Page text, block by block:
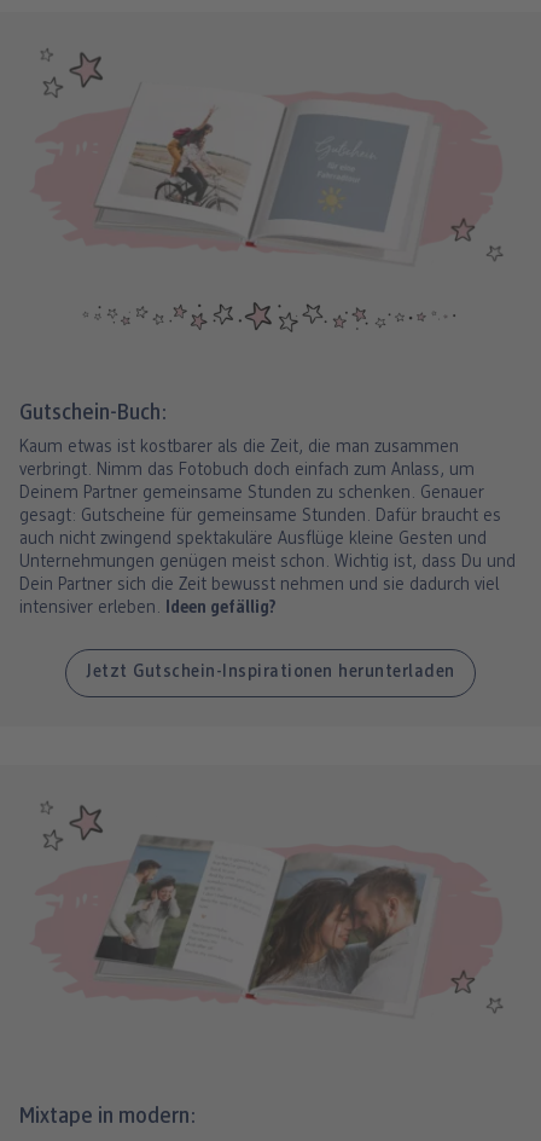
Gutschein-Buch:
Kaum etwas ist kostbarer als die Zeit, die man zusammen
verbringt. Nimm das Fotobuch doch einfach zum Anlass, um
Deinem Partner gemeinsame Stunden zu schenken. Genauer
gesagt: Gutscheine für gemeinsame Stunden. Dafür braucht es
auch nicht zwingend spektakuläre Ausflüge kleine Gesten und
Unternehmungen genügen meist schon. Wichtig ist, dass Du und
Dein Partner sich die Zeit bewusst nehmen und sie dadurch viel
intensiver erleben.
Ideen gefällig?
Jetzt Gutschein-Inspirationen herunterladen
Mixtape in modern: